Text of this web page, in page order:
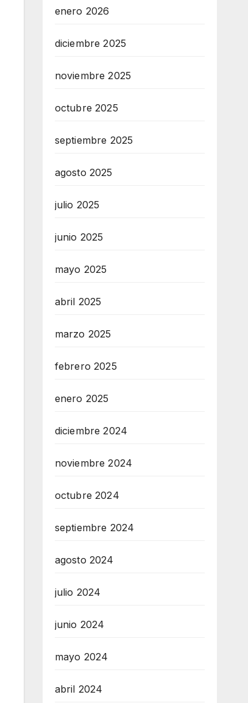
enero 2026
diciembre 2025
noviembre 2025
octubre 2025
septiembre 2025
agosto 2025
julio 2025
junio 2025
mayo 2025
abril 2025
marzo 2025
febrero 2025
enero 2025
diciembre 2024
noviembre 2024
octubre 2024
septiembre 2024
agosto 2024
julio 2024
junio 2024
mayo 2024
abril 2024